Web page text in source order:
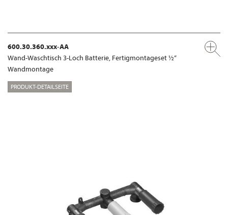
600.30.360.xxx-AA
Wand-Waschtisch 3-Loch Batterie, Fertigmontageset ½“
Wandmontage
PRODUKT-DETAILSEITE